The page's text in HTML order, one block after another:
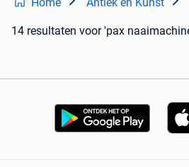
14 resultaten voor 'pax